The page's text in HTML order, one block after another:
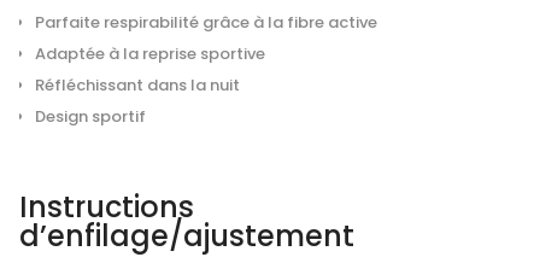
Parfaite respirabilité grâce à la fibre active
Adaptée à la reprise sportive
Réfléchissant dans la nuit
Design sportif
Instructions
d’enfilage/ajustement